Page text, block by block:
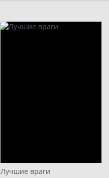
Лучшие враги